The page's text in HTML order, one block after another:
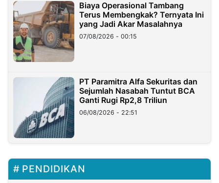
Biaya Operasional Tambang
Terus Membengkak? Ternyata Ini
yang Jadi Akar Masalahnya
07/08/2026 - 00:15
PT Paramitra Alfa Sekuritas dan
Sejumlah Nasabah Tuntut BCA
Ganti Rugi Rp2,8 Triliun
06/08/2026 - 22:51
PENDIDIKAN